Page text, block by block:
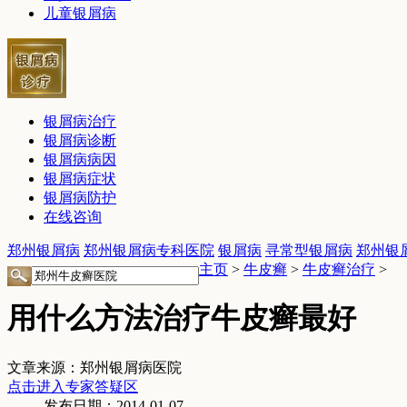
儿童银屑病
银屑病治疗
银屑病诊断
银屑病病因
银屑病症状
银屑病防护
在线咨询
郑州银屑病 郑州银屑病专科医院 银屑病 寻常型银屑病 郑州银
主页 > 牛皮癣 > 牛皮癣治疗 >
用什么方法治疗牛皮癣最好
文章来源：郑州银屑病医院
点击进入专家答疑区